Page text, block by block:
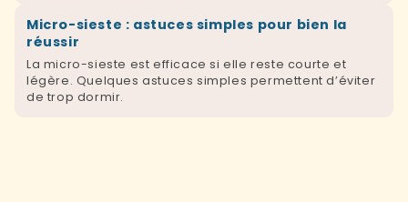
Micro-sieste : astuces simples pour bien la
réussir
La micro-sieste est efficace si elle reste courte et
légère. Quelques astuces simples permettent d’éviter
de trop dormir.